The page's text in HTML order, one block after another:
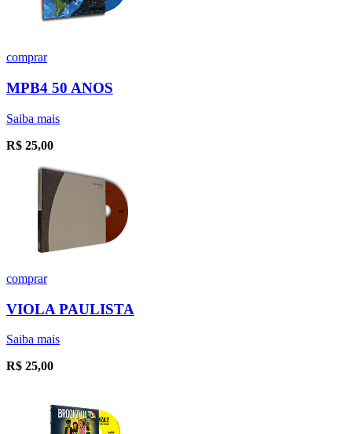
comprar
MPB4 50 ANOS
Saiba mais
R$ 25,00
comprar
VIOLA PAULISTA
Saiba mais
R$ 25,00